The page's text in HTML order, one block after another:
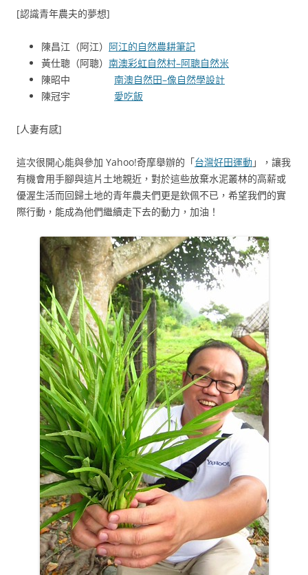
[認識青年農夫的夢想]
陳昌江（阿江） 阿江的自然農耕筆記
黃仕聰（阿聰） 南澳彩虹自然村–阿聰自然米
陳昭中 南澳自然田–像自然學設計
陳冠宇 愛吃飯
[人妻有感]
這次很開心能與參加 Yahoo!奇摩舉辦的「台灣好田運動」，讓我
有機會用手腳與這片土地親近，對於這些放棄水泥叢林的高薪或
優渥生活而回歸土地的青年農夫們更是欽佩不已，希望我們的實
際行動，能成為他們繼續走下去的動力，加油！